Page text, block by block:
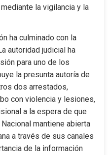
la vigilancia y la
ha culminado con la
autoridad judicial ha
para uno de los
la presunta autoría de
dos arrestados,
con violencia y lesiones,
a la espera de que
mantiene abierta
a través de sus canales
de la información